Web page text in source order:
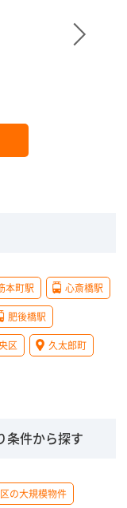
本町駅 心斎橋駅
肥後橋駅
区 久太郎町
条件から探す
の大規模物件